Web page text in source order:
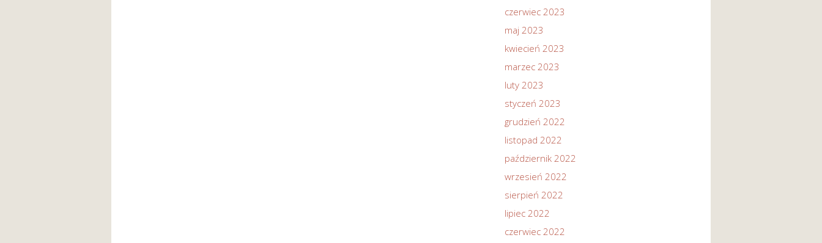
czerwiec 2023
maj 2023
kwiecień 2023
marzec 2023
luty 2023
styczeń 2023
grudzień 2022
listopad 2022
październik 2022
wrzesień 2022
sierpień 2022
lipiec 2022
czerwiec 2022